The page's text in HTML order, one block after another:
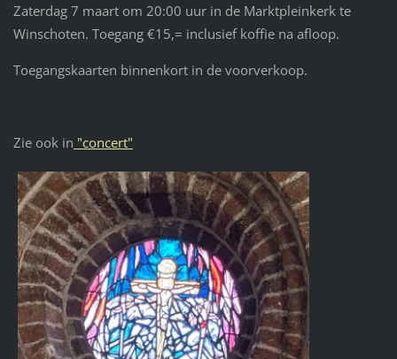
Zaterdag 7 maart om 20:00 uur in de Marktpleinkerk te
Winschoten. Toegang €15,= inclusief koffie na afloop.
Toegangskaarten binnenkort in de voorverkoop.
Zie ook in "concert"